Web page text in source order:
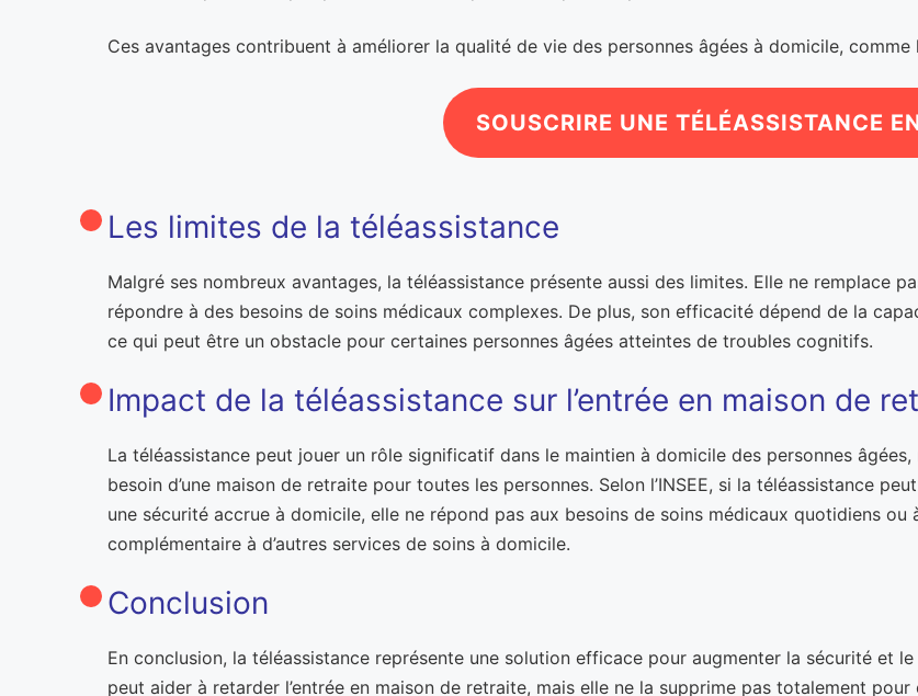
Ces avantages contribuent à améliorer la qualité de vie des personnes âgées à domicile, comme
SOUSCRIRE UNE TÉLÉASSISTANCE
Les limites de la téléassistance
Malgré ses nombreux avantages, la téléassistance présente aussi des limites. Elle ne remplace
répondre à des besoins de soins médicaux complexes. De plus, son efficacité dépend de la
ce qui peut être un obstacle pour certaines personnes âgées atteintes de troubles cognitifs.
Impact de la téléassistance sur l’entrée en maison de
La téléassistance peut jouer un rôle significatif dans le maintien à domicile des personnes
besoin d’une maison de retraite pour toutes les personnes. Selon l’INSEE, si la téléassistance
une sécurité accrue à domicile, elle ne répond pas aux besoins de soins médicaux quotidiens ou
complémentaire à d’autres services de soins à domicile.
Conclusion
En conclusion, la téléassistance représente une solution efficace pour augmenter la sécurité et
peut aider à retarder l’entrée en maison de retraite, mais elle ne la supprime pas totalement